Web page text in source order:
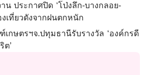
น ประกาศปิด ‘โป่งลึก-บางกลอย-
เที่ยวดังจากฝนตกหนัก
กษตรฯจ.ปทุมธานีรับรางวัล ‘องค์กรดี
ต’